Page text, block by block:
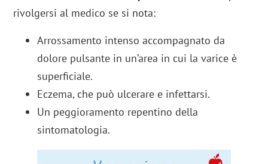
rivolgersi al medico se si nota:
Arrossamento intenso accompagnato da
dolore pulsante in un’area in cui la varice è
superficiale.
Eczema, che può ulcerare e infettarsi.
Un peggioramento repentino della
sintomatologia.